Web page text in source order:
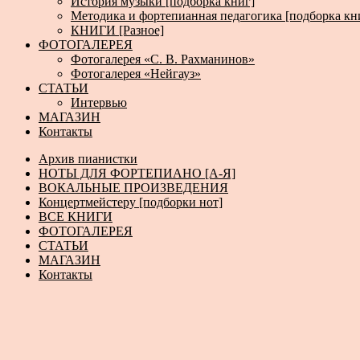
Методика и фортепианная педагогика [подборка
КНИГИ [Разное]
ФОТОГАЛЕРЕЯ
Фотогалерея «С. В. Рахманинов»
Фотогалерея «Нейгауз»
СТАТЬИ
Интервью
МАГАЗИН
Контакты
Архив пианистки
НОТЫ ДЛЯ ФОРТЕПИАНО [А-Я]
ВОКАЛЬНЫЕ ПРОИЗВЕДЕНИЯ
Концертмейстеру [подборки нот]
ВСЕ КНИГИ
ФОТОГАЛЕРЕЯ
СТАТЬИ
МАГАЗИН
Контакты